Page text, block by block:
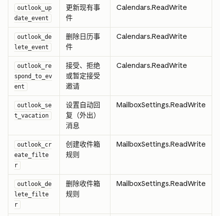
outlook_up
date_event
更新现有事
件
Calendars.ReadWrite
outlook_de
lete_event
删除日历事
件
Calendars.ReadWrite
outlook_re
spond_to_ev
ent
接受、拒绝
或暂定接受
邀请
Calendars.ReadWrite
outlook_se
t_vacation
设置自动回
复（外出）
消息
MailboxSettings.ReadWrite
outlook_cr
eate_filte
r
创建收件箱
规则
MailboxSettings.ReadWrite
outlook_de
lete_filte
r
删除收件箱
规则
MailboxSettings.ReadWrite